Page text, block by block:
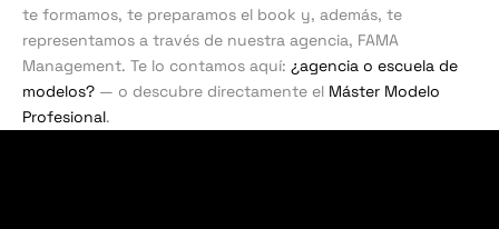
te formamos, te preparamos el book y, además, te
representamos a través de nuestra agencia, FAMA
Management. Te lo contamos aquí: ¿agencia o escuela de
modelos? — o descubre directamente el Máster Modelo
Profesional.